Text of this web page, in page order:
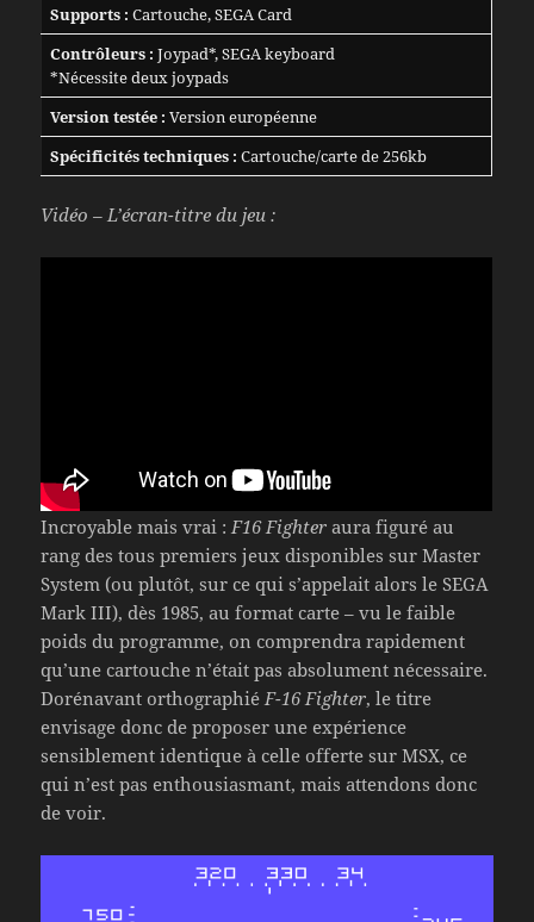
Supports : Cartouche, SEGA Card
Contrôleurs : Joypad*, SEGA keyboard
*Nécessite deux joypads
Version testée : Version européenne
Spécificités techniques : Cartouche/carte de 256kb
Vidéo – L’écran-titre du jeu :
Incroyable mais vrai : F16 Fighter aura figuré au
rang des tous premiers jeux disponibles sur Master
System (ou plutôt, sur ce qui s’appelait alors le SEGA
Mark III), dès 1985, au format carte – vu le faible
poids du programme, on comprendra rapidement
qu’une cartouche n’était pas absolument nécessaire.
Dorénavant orthographié F-16 Fighter, le titre
envisage donc de proposer une expérience
sensiblement identique à celle offerte sur MSX, ce
qui n’est pas enthousiasmant, mais attendons donc
de voir.